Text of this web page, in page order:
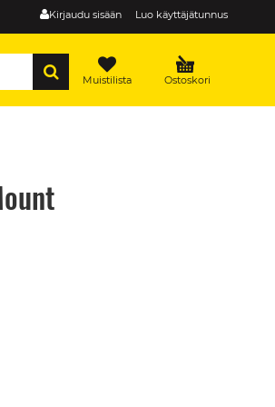
Kirjaudu sisään Luo käyttäjätunnus
Ostoskori
Muistilista